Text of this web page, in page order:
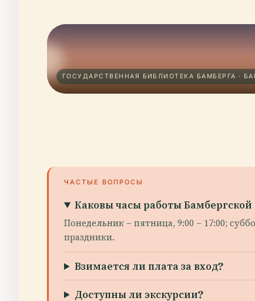
ГОСУДАРСТВЕННАЯ БИБЛИОТЕКА БАМБЕРГА ·
ЧАСТЫЕ ВОПРОСЫ
Каковы часы работы
Понедельник – пятница, 9:00 – 17:00;
праздники.
Взимается ли плата за вход?
Доступны ли экскурсии?